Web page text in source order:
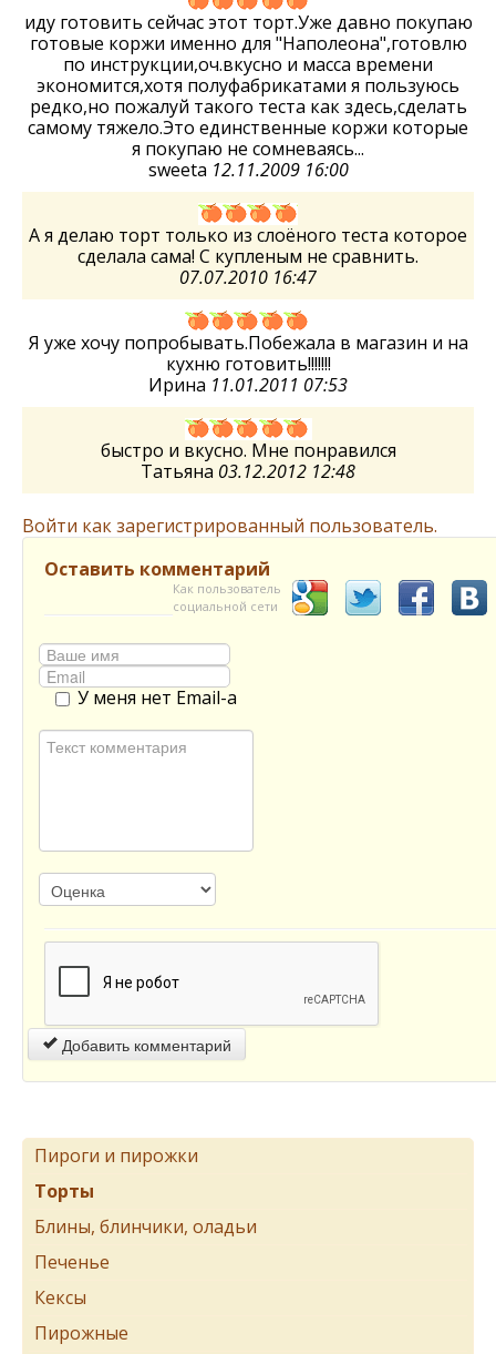
иду готовить сейчас этот торт.Уже давно покупаю
готовые коржи именно для "Наполеона",готовлю
по инструкции,оч.вкусно и масса времени
экономится,хотя полуфабрикатами я пользуюсь
редко,но пожалуй такого теста как здесь,сделать
самому тяжело.Это единственные коржи которые
я покупаю не сомневаясь...
sweeta 12.11.2009 16:00
А я делаю торт только из слоёного теста которое
сделала сама! С купленым не сравнить.
07.07.2010 16:47
Я уже хочу попробывать.Побежала в магазин и на
кухню готовить!!!!!!!
Ирина 11.01.2011 07:53
быстро и вкусно. Мне понравился
Татьяна 03.12.2012 12:48
Войти как зарегистрированный пользователь.
Оставить комментарий
Как пользователь
социальной сети
У меня нет Email-а
Добавить комментарий
Пироги и пирожки
Торты
Блины, блинчики, оладьи
Печенье
Кексы
Пирожные